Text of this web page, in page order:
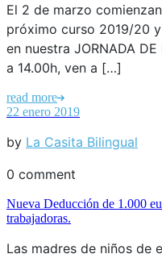
El 2 de marzo
próximo curso 2019/20
en nuestra JORNADA DE
a 14.00h, ven a […]
read more
22 enero 2019
by La Casita Bilingual
0 comment
Nueva Deducción de 1.000
trabajadoras.
Las madres de niños de